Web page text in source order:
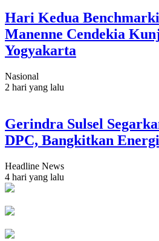
Hari Kedua
Manenne Cendekia
Yogyakarta
Nasional
2 hari yang lalu
Gerindra Sulsel
DPC, Bangkitkan
Headline News
4 hari yang lalu